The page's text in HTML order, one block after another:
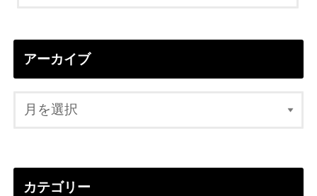
アーカイブ
カテゴリー